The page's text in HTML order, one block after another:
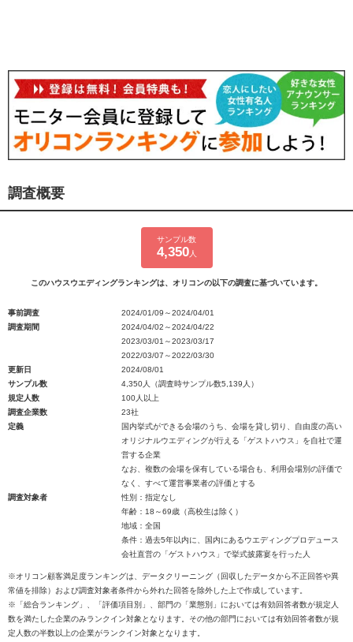
調査概要
サンプル数
4,350人
このハウスウエディングランキングは、オリコンの以下の調査に基づいています。
事前調査
2024/01/09～2024/04/01
調査期間
2024/04/02～2024/04/22
2023/03/01～2023/03/17
2022/03/07～2022/03/30
更新日
2024/08/01
サンプル数
4,350人（調査時サンプル数5,139人）
規定人数
100人以上
調査企業数
23社
定義
国内挙式ができる会場のうち、会場を貸し切り、自由度の高い
オリジナルウエディングが行える「ゲストハウス」を自社で運
営する企業
なお、複数の会場を保有している場合も、利用会場別の評価で
なく、すべて運営事業者の評価とする
調査対象者
性別：指定なし
年齢：18～69歳（高校生は除く）
地域：全国
条件：過去5年以内に、国内にあるウエディングプロデュース
会社直営の「ゲストハウス」で挙式披露宴を行った人
※オリコン顧客満足度ランキングは、データクリーニング（回収したデータから不正回答や異
常値を排除）および調査対象者条件から外れた回答を除外した上で作成しています。
※「総合ランキング」、「評価項目別」、部門の「業態別」においては有効回答者数が規定人
数を満たした企業のみランクイン対象となります。その他の部門においては有効回答者数が規
定人数の半数以上の企業がランクイン対象となります。